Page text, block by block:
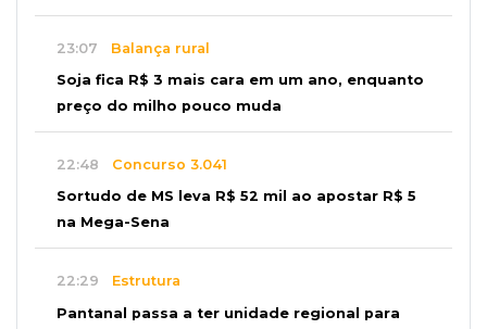
23:07 Balança rural
Soja fica R$ 3 mais cara em um ano, enquanto
preço do milho pouco muda
22:48 Concurso 3.041
Sortudo de MS leva R$ 52 mil ao apostar R$ 5
na Mega-Sena
22:29 Estrutura
Pantanal passa a ter unidade regional para